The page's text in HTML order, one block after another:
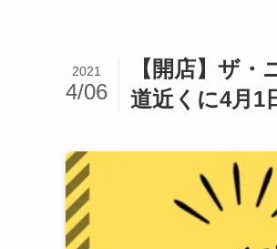
【開店】ザ
道近くに4月1
2021
4/06